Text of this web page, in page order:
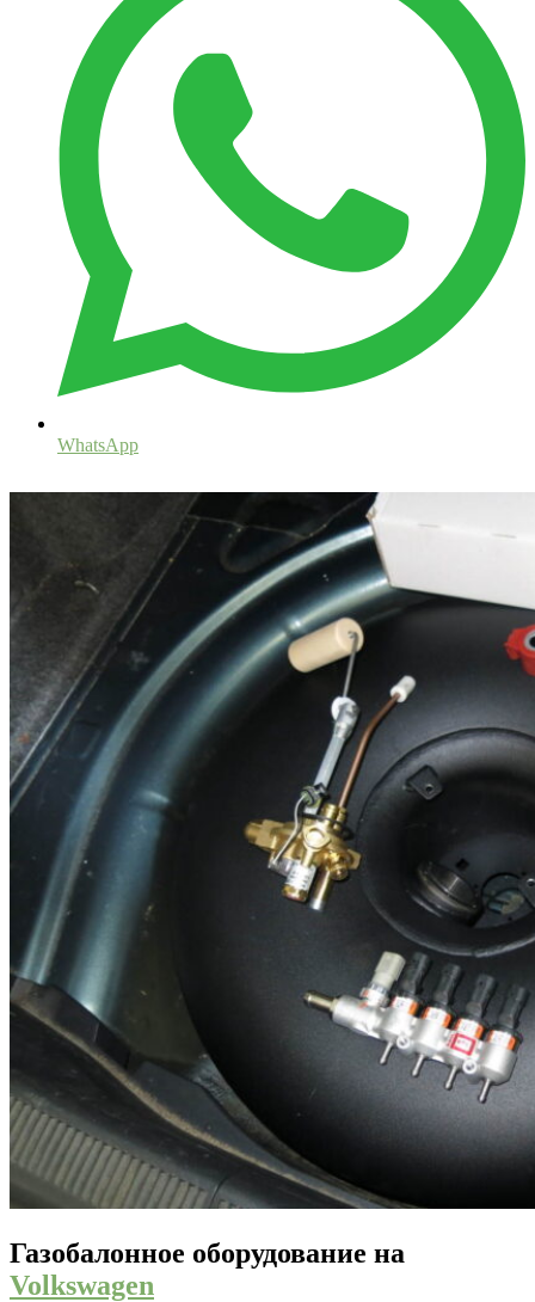
WhatsApp
Газобалонное оборудование на
Volkswagen